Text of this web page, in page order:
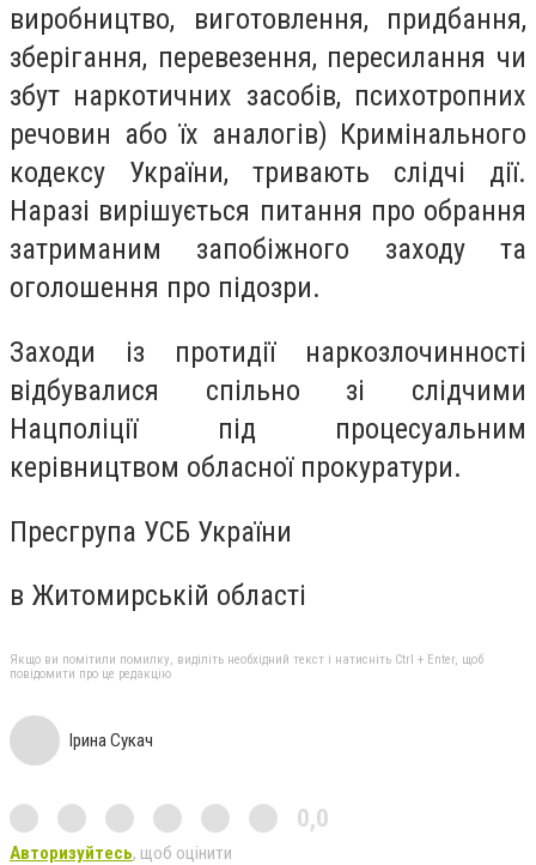
виробництво, виготовлення, придбання,
зберігання, перевезення, пересилання чи
збут наркотичних засобів, психотропних
речовин або їх аналогів) Кримінального
кодексу України, тривають слідчі дії.
Наразі вирішується питання про обрання
затриманим запобіжного заходу та
оголошення про підозри.
Заходи із протидії наркозлочинності
відбувалися спільно зі слідчими
Нацполіції під процесуальним
керівництвом обласної прокуратури.
Пресгрупа УСБ України
в Житомирській області
Якщо ви помітили помилку, виділіть необхідний текст і натисніть Ctrl + Enter, щоб
повідомити про це редакцію
Ірина Сукач
0,0
Авторизуйтесь, щоб оцінити